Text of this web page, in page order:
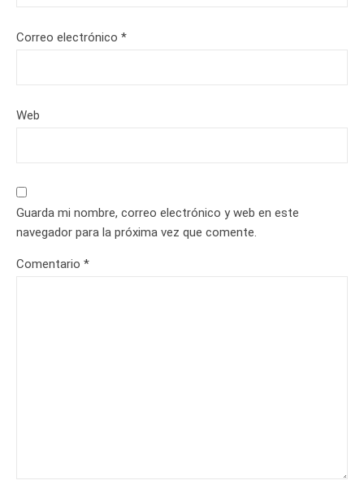
Correo electrónico *
Web
Guarda mi nombre, correo electrónico y web en este
navegador para la próxima vez que comente.
Comentario *